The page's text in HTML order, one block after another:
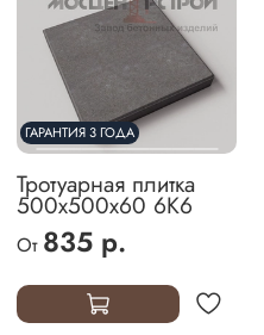
ГАРАНТИЯ 3 ГОДА
Тротуарная плитка
500х500х60 6К6
От 835 р.